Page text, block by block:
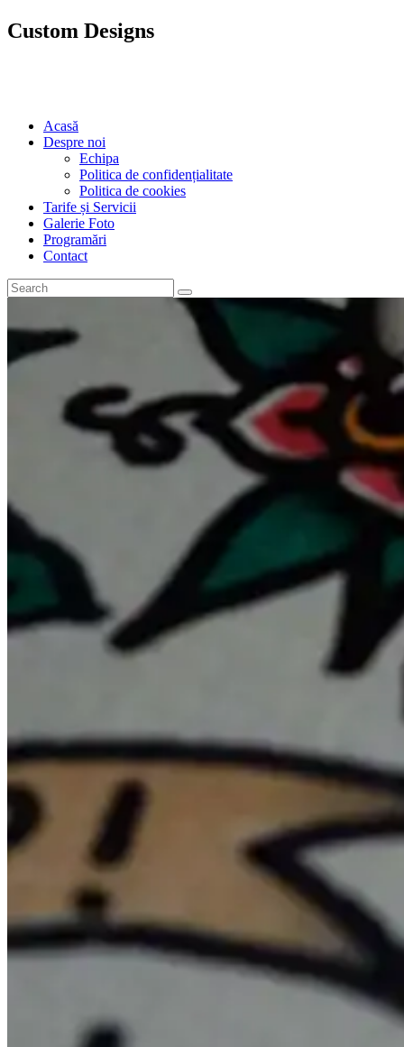
Custom Designs
Acasă
Despre noi
Echipa
Politica de confidențialitate
Politica de cookies
Tarife și Servicii
Galerie Foto
Programări
Contact